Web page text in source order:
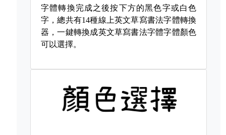
字體轉換完成之後按下方的黑色字或白色
字，總共有14種線上英文草寫書法字體轉換
器，一鍵轉換成英文草寫書法字體字體顏色
可以選擇。